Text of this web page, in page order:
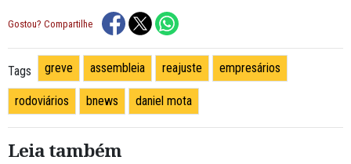
Gostou? Compartilhe
Tags greve assembleia reajuste empresários
rodoviários bnews daniel mota
Leia também